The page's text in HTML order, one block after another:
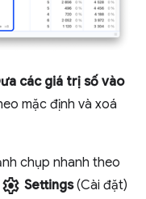
các giá trị số vào
mặc định và xoá
chụp nhanh theo
settings Settings(Cài đặt)